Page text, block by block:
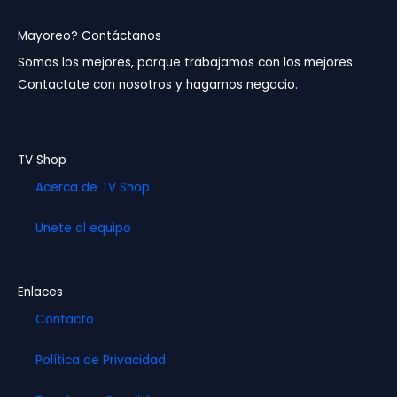
b
o
o
k
g
r
a
b
e
Mayoreo? Contáctanos
Somos los mejores, porque trabajamos con los mejores.
Contactate con nosotros y hagamos negocio.
TV Shop
Acerca de TV Shop
Unete al equipo
Enlaces
Contacto
Política de Privacidad